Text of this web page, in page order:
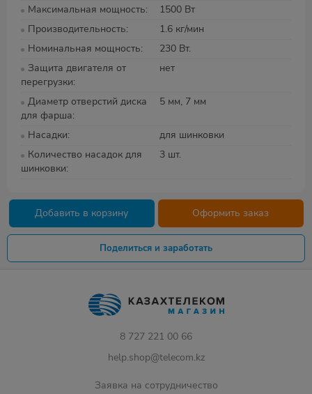
Максимальная мощность
1500 Вт
Производительность
1.6 кг/мин
Номинальная мощность
230 Вт.
Защита двигателя от
перегрузки
нет
Диаметр отверстий диска
для фарша
5 мм, 7 мм
Насадки
для шинковки
Количество насадок для
шинковки
3 шт.
Добавить в корзину Оформить заказ
Поделиться и заработать
8 727 221 00 66
help.shop@telecom.kz
Заявка на сотрудничество